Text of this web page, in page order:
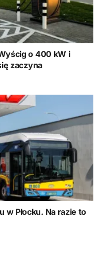
o 400 kW i
zaczyna
Płocku. Na razie to